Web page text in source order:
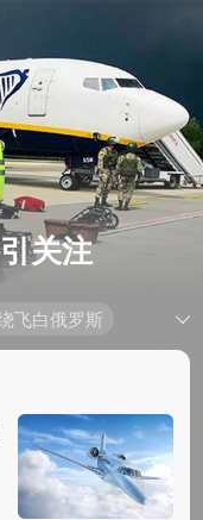
关注
飞白俄罗斯